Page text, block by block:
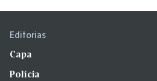
Editorias
Capa
Polícia